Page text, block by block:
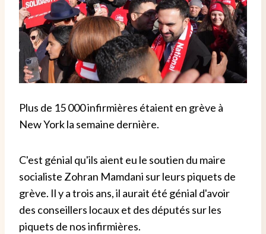
Plus de 15 000 infirmières étaient en grève à
New York la semaine dernière.
C'est génial qu'ils aient eu le soutien du maire
socialiste Zohran Mamdani sur leurs piquets de
grève. Il y a trois ans, il aurait été génial d'avoir
des conseillers locaux et des députés sur les
piquets de nos infirmières.